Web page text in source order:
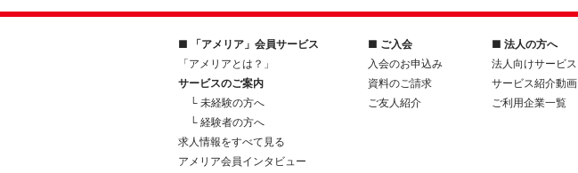
■ 「アメリア」会員サービス
「アメリアとは？」
サービスのご案内
└ 未経験の方へ
└ 経験者の方へ
求人情報をすべて見る
アメリア会員インタビュー
■ ご入会
入会のお申込み
資料のご請求
ご友人紹介
■ 法人の方へ
法人向けサービス
サービス紹介動画
ご利用企業一覧